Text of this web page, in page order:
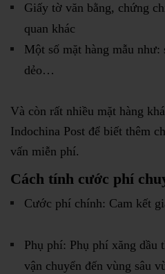
Giấy tờ văn bằng, chứng
quan khác
Một số mặt hàng mẫu
dẻo…
Và còn rất nhiều mặt hàng
Indochina Post để biết thêm
vấn miễn phí.
Cách tính cước phí
Cước phí chính: Cam kết
Phụ phí: Phụ phí xăng dầu
vận chuyển đến vùng sâu